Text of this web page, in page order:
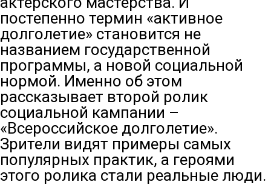
постепенно термин «активное
долголетие» становится не
названием государственной
программы, а новой социальной
нормой. Именно об этом
рассказывает второй ролик
социальной кампании –
«Всероссийское долголетие».
Зрители видят примеры самых
популярных практик, а героями
этого ролика стали реальные люди.